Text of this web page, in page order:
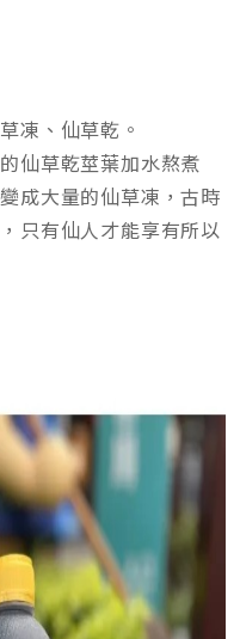
凍、仙草乾。
仙草乾莖葉加水熬煮
成大量的仙草凍，古時
只有仙人才能享有所以